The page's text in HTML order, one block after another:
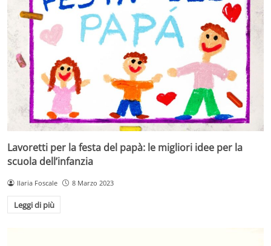
Lavoretti per la festa del papà: le migliori idee per la
scuola dell’infanzia
Ilaria Foscale 8 Marzo 2023
Leggi di più